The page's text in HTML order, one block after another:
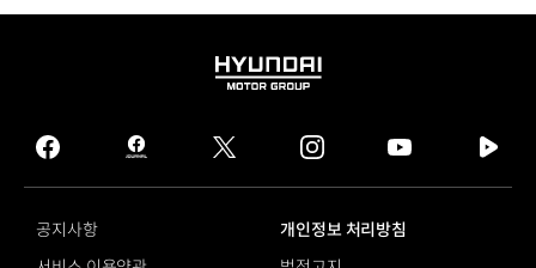
HYUNDAI
GROUP
facebook
hmg
journal
twitter instagram
tv
공지사항
개인정보 처리방침